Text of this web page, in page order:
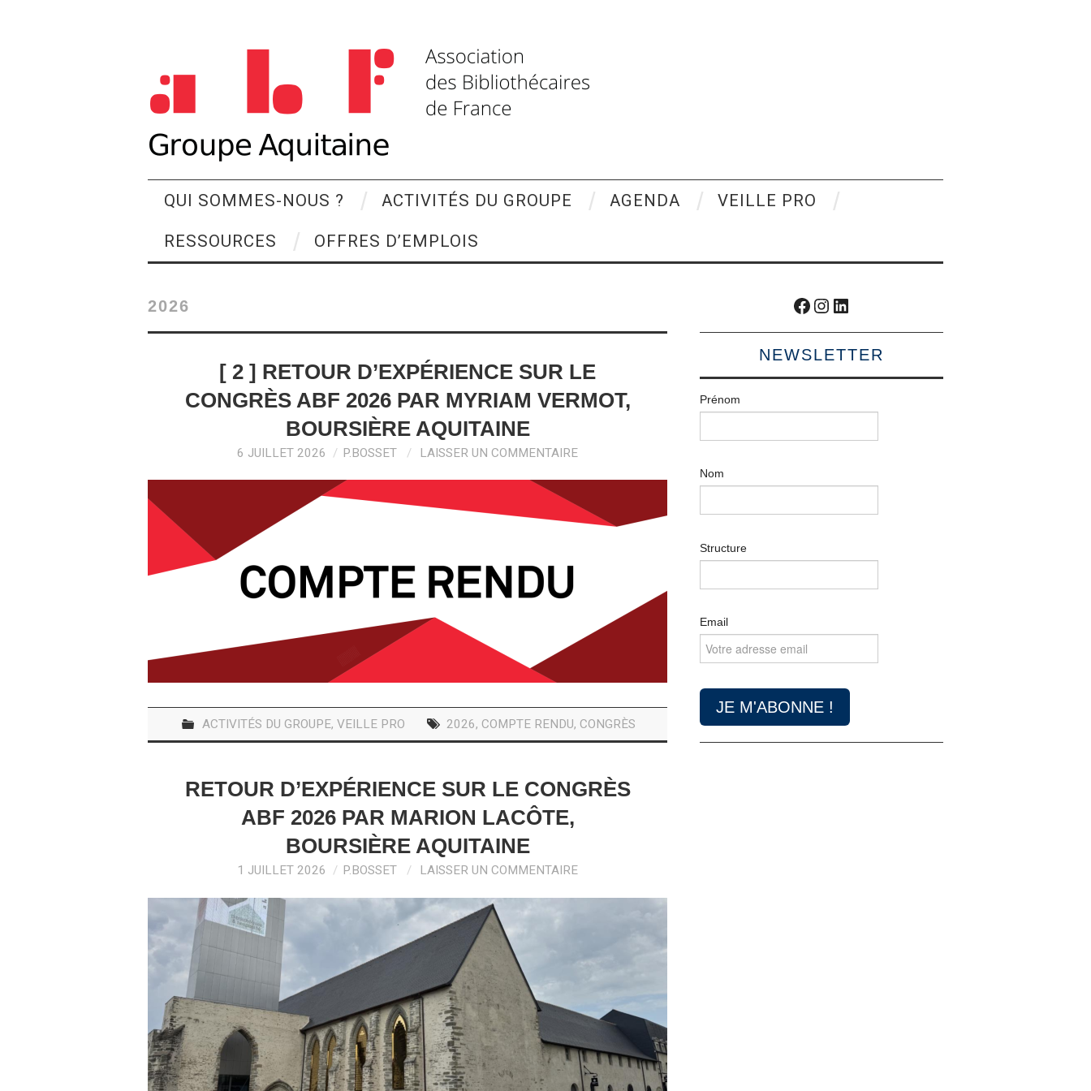
QUI SOMMES-NOUS ? ACTIVITÉS DU GROUPE AGENDA VEILLE PRO
RESSOURCES OFFRES D’EMPLOIS
2026
[ 2 ] RETOUR D’EXPÉRIENCE SUR LE
CONGRÈS ABF 2026 PAR MYRIAM VERMOT,
BOURSIÈRE AQUITAINE
6 JUILLET 2026 P.BOSSET LAISSER UN COMMENTAIRE
ACTIVITÉS DU GROUPE, VEILLE PRO 2026, COMPTE RENDU, CONGRÈS
RETOUR D’EXPÉRIENCE SUR LE CONGRÈS
ABF 2026 PAR MARION LACÔTE,
BOURSIÈRE AQUITAINE
1 JUILLET 2026 P.BOSSET LAISSER UN COMMENTAIRE
Facebook
Instagram
LinkedIn
NEWSLETTER
Prénom
Nom
Structure
Email